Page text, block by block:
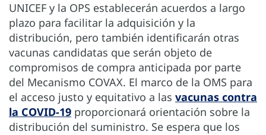
UNICEF y la OPS establecerán acuerdos a largo
plazo para facilitar la adquisición y la
distribución, pero también identificarán otras
vacunas candidatas que serán objeto de
compromisos de compra anticipada por parte
del Mecanismo COVAX. El marco de la OMS para
el acceso justo y equitativo a las vacunas contra
la COVID-19 proporcionará orientación sobre la
distribución del suministro. Se espera que los